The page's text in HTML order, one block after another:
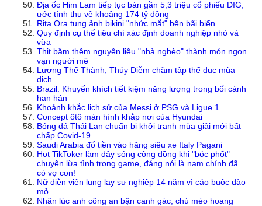
Địa ốc Him Lam tiếp tục bán gần 5,3 triệu cổ phiếu DIG,
ước tính thu về khoảng 174 tỷ đồng
Rita Ora tung ảnh bikini "nhức mắt" bên bãi biển
Quy định cụ thể tiêu chí xác định doanh nghiệp nhỏ và
vừa
Thịt băm thêm nguyên liệu "nhà nghèo" thành món ngon
vạn người mê
Lương Thế Thành, Thúy Diễm chăm tập thể dục mùa
dịch
Brazil: Khuyến khích tiết kiệm năng lượng trong bối cảnh
hạn hán
Khoảnh khắc lịch sử của Messi ở PSG và Ligue 1
Concept ôtô màn hình khắp nơi của Hyundai
Bóng đá Thái Lan chuẩn bị khởi tranh mùa giải mới bất
chấp Covid-19
Saudi Arabia đổ tiền vào hãng siêu xe Italy Pagani
Hot TikToker làm dậy sóng cộng đồng khi "bóc phốt"
chuyện lừa tình trong game, đáng nói là nam chính đã
có vợ con!
Nữ diễn viên lung lay sự nghiệp 14 năm vì cáo buộc đào
mỏ
Nhân lúc anh công an bận canh gác, chú mèo hoang